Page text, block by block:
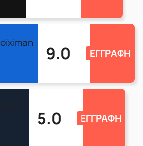
9.0 ΕΓΓΡΑΦΗ
5.0 ΕΓΓΡΑΦΗ